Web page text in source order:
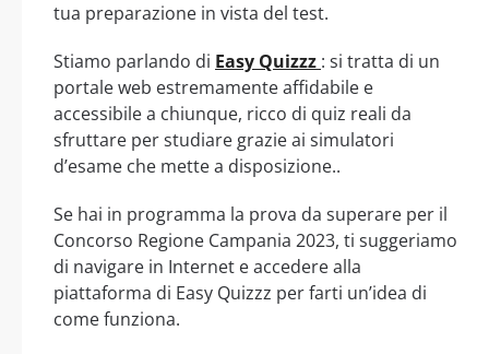
tua preparazione in vista del test.
Stiamo parlando di Easy Quizzz : si tratta di un
portale web estremamente affidabile e
accessibile a chiunque, ricco di quiz reali da
sfruttare per studiare grazie ai simulatori
d’esame che mette a disposizione..
Se hai in programma la prova da superare per il
Concorso Regione Campania 2023, ti suggeriamo
di navigare in Internet e accedere alla
piattaforma di Easy Quizzz per farti un’idea di
come funziona.